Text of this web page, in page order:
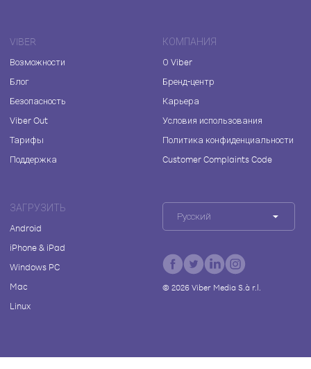
VIBER
Возможности
Блог
Безопасность
Viber Out
Тарифы
Поддержка
КОМПАНИЯ
О Viber
Бренд-центр
Карьера
Условия использования
Политика конфиденциальности
Customer Complaints Code
ЗАГРУЗИТЬ
Android
iPhone & iPad
Windows PC
Mac
Linux
Русский
© 2026Viber Media S.à r.l.